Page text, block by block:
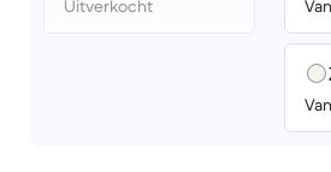
Uitverkocht